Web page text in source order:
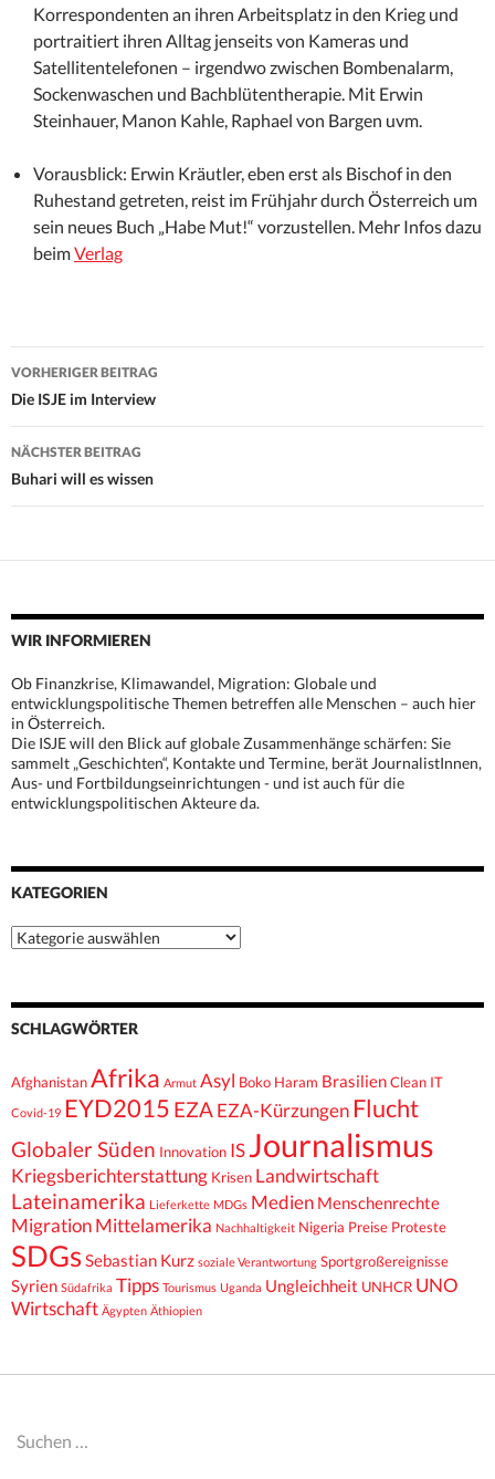
Korrespondenten an ihren Arbeitsplatz in den Krieg und
portraitiert ihren Alltag jenseits von Kameras und
Satellitentelefonen – irgendwo zwischen Bombenalarm,
Sockenwaschen und Bachblütentherapie. Mit Erwin
Steinhauer, Manon Kahle, Raphael von Bargen uvm.
Vorausblick: Erwin Kräutler, eben erst als Bischof in den
Ruhestand getreten, reist im Frühjahr durch Österreich um
sein neues Buch „Habe Mut!“ vorzustellen. Mehr Infos dazu
beimVerlag
Beitrags-
Navigation
VORHERIGER BEITRAG
Die ISJE im Interview
NÄCHSTER BEITRAG
Buhari will es wissen
WIR INFORMIEREN
Ob Finanzkrise, Klimawandel, Migration: Globale und
entwicklungspolitische Themen betreffen alle Menschen – auch hier
in Österreich.
Die ISJE will den Blick auf globale Zusammenhänge schärfen: Sie
sammelt „Geschichten“, Kontakte und Termine, berät JournalistInnen,
Aus- und Fortbildungseinrichtungen - und ist auch für die
entwicklungspolitischen Akteure da.
KATEGORIEN
Kategorien
SCHLAGWÖRTER
AfghanistanAfrika Armut Asyl Boko Haram BrasilienClean IT
Covid-19 EYD2015 EZA EZA-Kürzungen Flucht
Globaler Süden Innovation IS Journalismus
Kriegsberichterstattung Krisen Landwirtschaft
Lateinamerika Lieferkette MDGs Medien Menschenrechte
Migration Mittelamerika Nachhaltigkeit Nigeria Preise Proteste
SDGsSebastian Kurz soziale Verantwortung Sportgroßereignisse
Syrien Südafrika Tipps Tourismus Uganda Ungleichheit UNHCR UNO
Wirtschaft Ägypten Äthiopien
Suchen